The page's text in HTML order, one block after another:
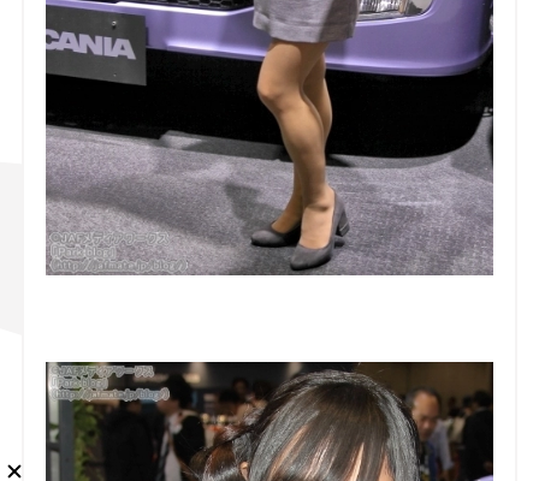
メルマガ登録
KURU KURAについて広告掲載 プライバシーポリシー
採用情報
FAQ